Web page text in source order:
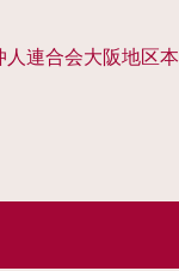
人連合会大阪地区本